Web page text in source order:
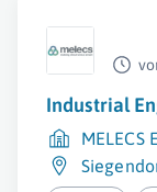
Industrial
MELECS